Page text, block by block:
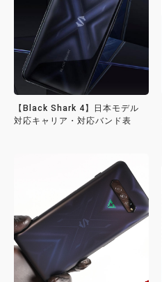
【Black Shark 4】日本モデル
対応キャリア・対応バンド表